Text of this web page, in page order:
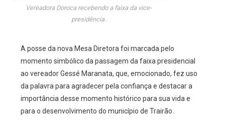
Vereadora Doroca recebendo a faixa da vice-
presidência.
A posse da nova Mesa Diretora foi marcada pelo
momento simbólico da passagem da faixa presidencial
ao vereador Gessé Maranata, que, emocionado, fez uso
da palavra para agradecer pela confiança e destacar a
importância desse momento histórico para sua vida e
para o desenvolvimento do município de Trairão.